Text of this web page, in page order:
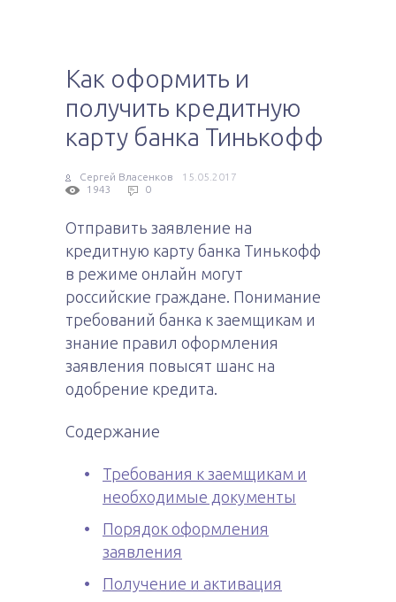
Как оформить и
получить кредитную
карту банка Тинькофф
Сергей Власенков
15.05.2017
1943
0
Отправить заявление на
кредитную карту банка Тинькофф
в режиме онлайн могут
российские граждане. Понимание
требований банка к заемщикам и
знание правил оформления
заявления повысят шанс на
одобрение кредита.
Содержание
Требования к заемщикам и
необходимые документы
Порядок оформления
заявления
Получение и активация